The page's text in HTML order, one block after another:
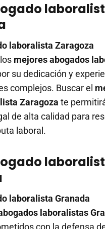
laboralista Zaragoza
mejores abogados
su dedicación y
complejos. Buscar el
Zaragoza te
de alta calidad para
laboral.
laboralista Granada
laboralistas